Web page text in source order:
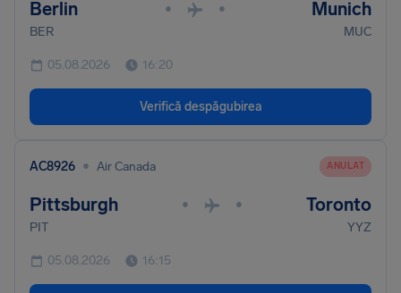
Berlin • • Munich
BER MUC
05.08.2026 16:20
Verifică despăgubirea
AC8926 • Air Canada ANULAT
Pittsburgh • • Toronto
PIT YYZ
05.08.2026 16:15